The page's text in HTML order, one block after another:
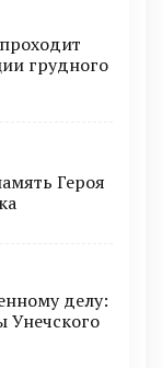
грудного
Героя
делу:
Унечского